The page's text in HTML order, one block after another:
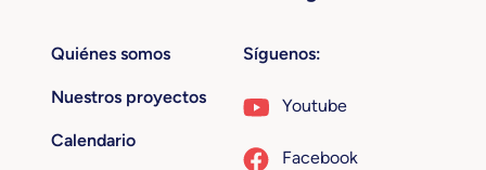
Quiénes somos
Nuestros proyectos
Calendario
Síguenos:
Youtube
Facebook